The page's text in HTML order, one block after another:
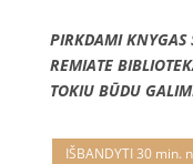
PIRKDAMI
REMIATE
TOKIU BŪDU
IŠBANDYTI 30 min.